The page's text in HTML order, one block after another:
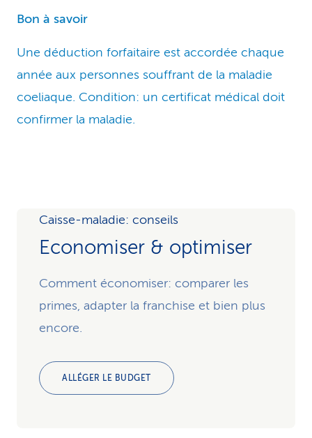
Bon à savoir
Une déduction forfaitaire est accordée chaque
année aux personnes souffrant de la maladie
coeliaque. Condition: un certificat médical doit
confirmer la maladie.
Caisse-maladie: conseils
Economiser & optimiser
Comment économiser: comparer les
primes, adapter la franchise et bien plus
encore.
ALLÉGER LE BUDGET